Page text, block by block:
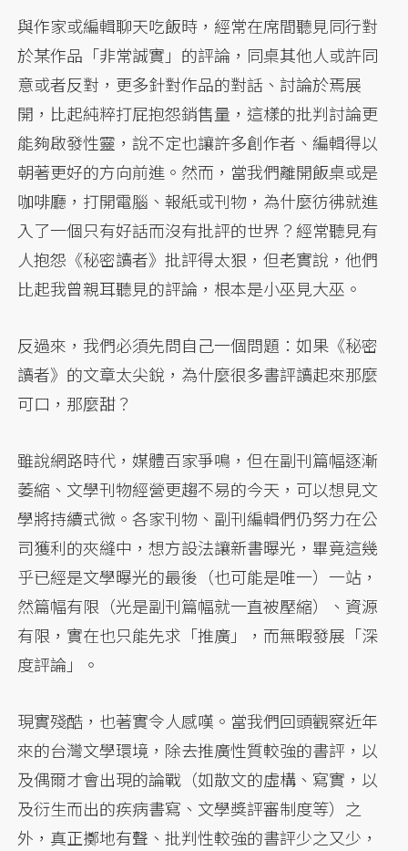
與作家或編輯聊天吃飯時，經常在席間聽見同行對
於某作品「非常誠實」的評論，同桌其他人或許同
意或者反對，更多針對作品的對話、討論於焉展
開，比起純粹打屁抱怨銷售量，這樣的批判討論更
能夠啟發性靈，說不定也讓許多創作者、編輯得以
朝著更好的方向前進。然而，當我們離開飯桌或是
咖啡廳，打開電腦、報紙或刊物，為什麼彷彿就進
入了一個只有好話而沒有批評的世界？經常聽見有
人抱怨《秘密讀者》批評得太狠，但老實說，他們
比起我曾親耳聽見的評論，根本是小巫見大巫。
反過來，我們必須先問自己一個問題：如果《秘密
讀者》的文章太尖銳，為什麼很多書評讀起來那麼
可口，那麼甜？
雖說網路時代，媒體百家爭鳴，但在副刊篇幅逐漸
萎縮、文學刊物經營更趨不易的今天，可以想見文
學將持續式微。各家刊物、副刊編輯們仍努力在公
司獲利的夾縫中，想方設法讓新書曝光，畢竟這幾
乎已經是文學曝光的最後（也可能是唯一）一站，
然篇幅有限（光是副刊篇幅就一直被壓縮）、資源
有限，實在也只能先求「推廣」，而無暇發展「深
度評論」。
現實殘酷，也著實令人感嘆。當我們回頭觀察近年
來的台灣文學環境，除去推廣性質較強的書評，以
及偶爾才會出現的論戰（如散文的虛構、寫實，以
及衍生而出的疾病書寫、文學獎評審制度等）之
外，真正擲地有聲、批判性較強的書評少之又少，